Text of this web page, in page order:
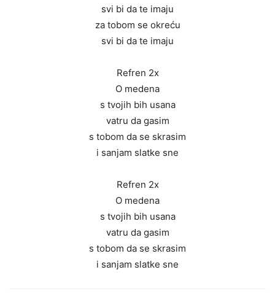
svi bi da te imaju
za tobom se okreću
svi bi da te imaju
Refren 2x
O medena
s tvojih bih usana
vatru da gasim
s tobom da se skrasim
i sanjam slatke sne
Refren 2x
O medena
s tvojih bih usana
vatru da gasim
s tobom da se skrasim
i sanjam slatke sne